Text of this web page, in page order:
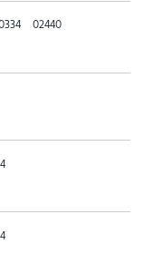
02440